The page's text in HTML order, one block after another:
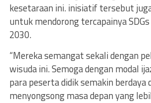
kesetaraan ini. inisiatif tersebut
untuk mendorong tercapainya
2030.
“Mereka semangat sekali dengan
wisuda ini. Semoga dengan modal
para peserta didik semakin berdaya
menyongsong masa depan yang